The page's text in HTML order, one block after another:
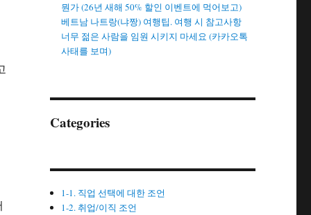
뭔가 (26년 새해 50% 할인 이벤트에 먹어보고)
베트남 나트랑(냐짱) 여행팁. 여행 시 참고사항
너무 젊은 사람을 임원 시키지 마세요 (카카오톡
사태를 보며)
Categories
1-1. 직업 선택에 대한 조언
1-2. 취업/이직 조언